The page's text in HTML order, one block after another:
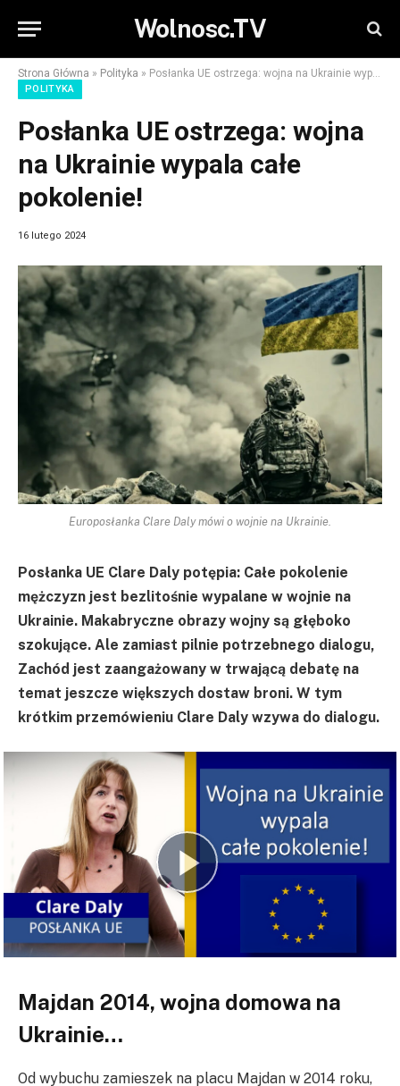
Wolnosc.TV
Strona Główna » Polityka » Posłanka UE ostrzega: wojna na Ukrainie wypala całe pokolenie!
POLITYKA
Posłanka UE ostrzega: wojna
na Ukrainie wypala całe
pokolenie!
16 lutego 2024
Europosłanka Clare Daly mówi o wojnie na Ukrainie.
Posłanka UE Clare Daly potępia: Całe pokolenie
mężczyzn jest bezlitośnie wypalane w wojnie na
Ukrainie. Makabryczne obrazy wojny są głęboko
szokujące. Ale zamiast pilnie potrzebnego dialogu,
Zachód jest zaangażowany w trwającą debatę na
temat jeszcze większych dostaw broni. W tym
krótkim przemówieniu Clare Daly wzywa do dialogu.
Majdan 2014, wojna domowa na
Ukrainie…
Od wybuchu zamieszek na placu Majdan w 2014 roku,